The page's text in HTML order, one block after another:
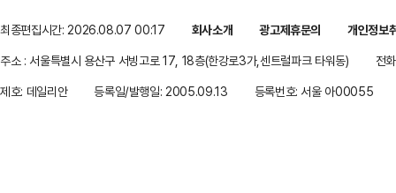
최종편집시간: 2026.08.07 00:17 회사소개 광고제휴문의
개인정보
주소 : 서울특별시 용산구 서빙고로 17, 18층(한강로3가,센트럴파크 타워동)
전
제호: 데일리안
등록일/발행일: 2005.09.13 등록번호: 서울 아00055